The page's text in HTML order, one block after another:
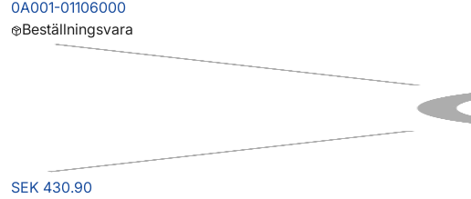
0A001-01106000
Beställningsvara
SEK 430.90